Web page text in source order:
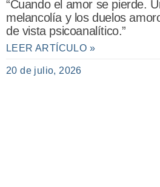
“Cuando el amor se pierde.
melancolía y los duelos
de vista psicoanalítico.”
LEER ARTÍCULO »
20 de julio, 2026